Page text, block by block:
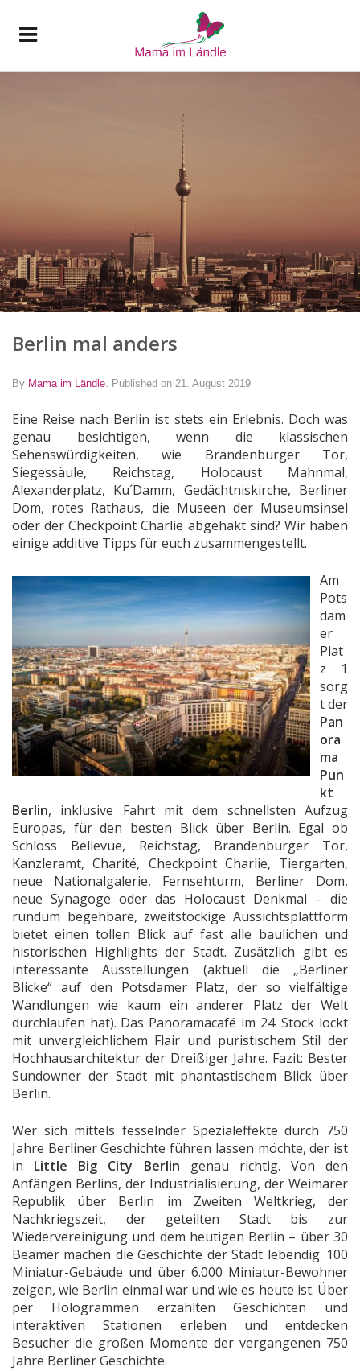
Berlin mal anders
By Mama im Ländle. Published on 21. August 2019
Eine Reise nach Berlin ist stets ein Erlebnis. Doch was
genau besichtigen, wenn die klassischen
Sehenswürdigkeiten, wie Brandenburger Tor,
Siegessäule, Reichstag, Holocaust Mahnmal,
Alexanderplatz, Ku´Damm, Gedächtniskirche, Berliner
Dom, rotes Rathaus, die Museen der Museumsinsel
oder der Checkpoint Charlie abgehakt sind? Wir haben
einige additive Tipps für euch zusammengestellt.
Am
Pots
dam
er
Plat
z 1
sorg
t der
Pan
ora
ma
Pun
kt
Berlin, inklusive Fahrt mit dem schnellsten Aufzug
Europas, für den besten Blick über Berlin. Egal ob
Schloss Bellevue, Reichstag, Brandenburger Tor,
Kanzleramt, Charité, Checkpoint Charlie, Tiergarten,
neue Nationalgalerie, Fernsehturm, Berliner Dom,
neue Synagoge oder das Holocaust Denkmal – die
rundum begehbare, zweitstöckige Aussichtsplattform
bietet einen tollen Blick auf fast alle baulichen und
historischen Highlights der Stadt. Zusätzlich gibt es
interessante Ausstellungen (aktuell die „Berliner
Blicke“ auf den Potsdamer Platz, der so vielfältige
Wandlungen wie kaum ein anderer Platz der Welt
durchlaufen hat). Das Panoramacafé im 24. Stock lockt
mit unvergleichlichem Flair und puristischem Stil der
Hochhausarchitektur der Dreißiger Jahre. Fazit: Bester
Sundowner der Stadt mit phantastischem Blick über
Berlin.
Wer sich mittels fesselnder Spezialeffekte durch 750
Jahre Berliner Geschichte führen lassen möchte, der ist
in Little Big City Berlin genau richtig. Von den
Anfängen Berlins, der Industrialisierung, der Weimarer
Republik über Berlin im Zweiten Weltkrieg, der
Nachkriegszeit, der geteilten Stadt bis zur
Wiedervereinigung und dem heutigen Berlin – über 30
Beamer machen die Geschichte der Stadt lebendig. 100
Miniatur-Gebäude und über 6.000 Miniatur-Bewohner
zeigen, wie Berlin einmal war und wie es heute ist. Über
per Hologrammen erzählten Geschichten und
interaktiven Stationen erleben und entdecken
Besucher die großen Momente der vergangenen 750
Jahre Berliner Geschichte.